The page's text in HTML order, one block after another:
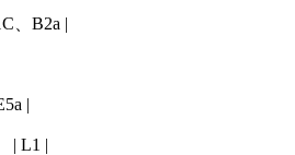
、B2a |
|
| L1 |